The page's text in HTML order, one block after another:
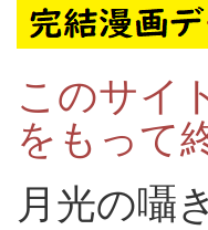
このサイ
をもって
月光の囁き